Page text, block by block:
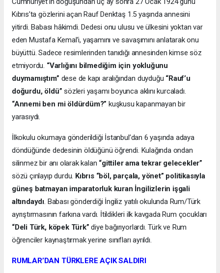
Kıbrıs’ta gözlerini açan Rauf Denktaş 1.5 yaşında annesini
yitirdi. Babası hâkimdi. Dedesi onu ulusu ve ülkesini yoktan var
eden Mustafa Kemal’i, yaşamını ve savaşımını anlatarak onu
büyüttü. Sadece resimlerinden tanıdığı annesinden kimse söz
etmiyordu. “Varlığını bilmediğim için yokluğunu
duymamıştım” dese de kapı aralığından duyduğu “Rauf’u
doğurdu, öldü” sözleri yaşamı boyunca aklını kurcaladı.
“Annemi ben mi öldürdüm?” kuşkusu kapanmayan bir
yarasıydı.
İlkokulu okumaya gönderildiği İstanbul’dan 6 yaşında adaya
döndüğünde dedesinin öldüğünü öğrendi. Kulağında ondan
silinmez bir anı olarak kalan “gittiler ama tekrar gelecekler”
sözü çınlayıp durdu. Kıbrıs “böl, parçala, yönet” politikasıyla
güneş batmayan imparatorluk kuran İngilizlerin işgali
altındaydı. Babası gönderdiği İngiliz yatılı okulunda Rum/Türk
ayrıştırmasının farkına vardı. İtildikleri ilk kavgada Rum çocukları
“Deli Türk, köpek Türk” diye bağırıyorlardı. Türk ve Rum
öğrenciler kaynaştırmak yerine sınıfları ayrıldı.
RUMLAR’DAN TÜRKLERE AÇIK SALDIRI